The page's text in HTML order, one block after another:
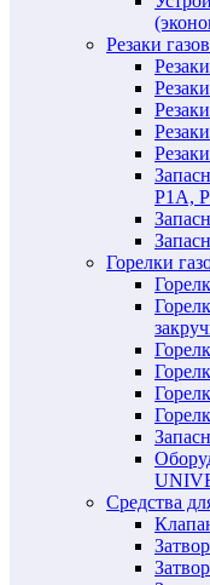
Резаки
Р1А,
Горелки
Средства